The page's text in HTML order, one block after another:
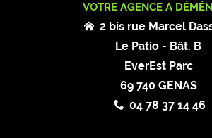
VOTRE AGENCE A
2 bis rue Marcel
Le Patio - Bât. B
EverEst Parc
69 740 GENAS
04 78 37 14 46